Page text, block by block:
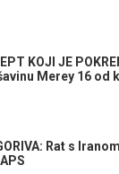
KOJI JE
Merey 16 od
GORIVA: Rat s